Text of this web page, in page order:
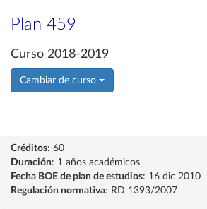
Plan 459
Curso 2018-2019
Cambiar de curso
Créditos: 60
Duración: 1 años académicos
Fecha BOE de plan de estudios: 16 dic 2010
Regulación normativa: RD 1393/2007